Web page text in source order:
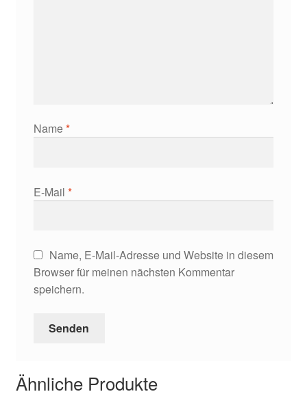
Name*
E-Mail *
Name, E-Mail-Adresse und Website in diesem
Browser für meinen nächsten Kommentar
speichern.
Ähnliche Produkte